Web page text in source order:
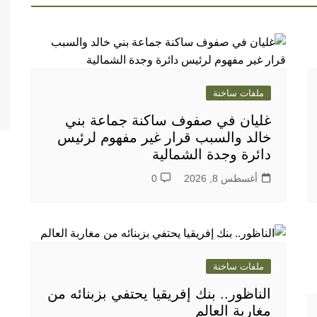
ملفات ساخنة
غليان في صفوف ساكنة جماعة بني
خالد والسبب قرار غير مفهوم لرئيس
دائرة وجدة الشمالية
أغسطس 8, 2026 0
ملفات ساخنة
الناظور.. بنك إفريقيا يحتفي بزبنائه من
مغاربة العالم